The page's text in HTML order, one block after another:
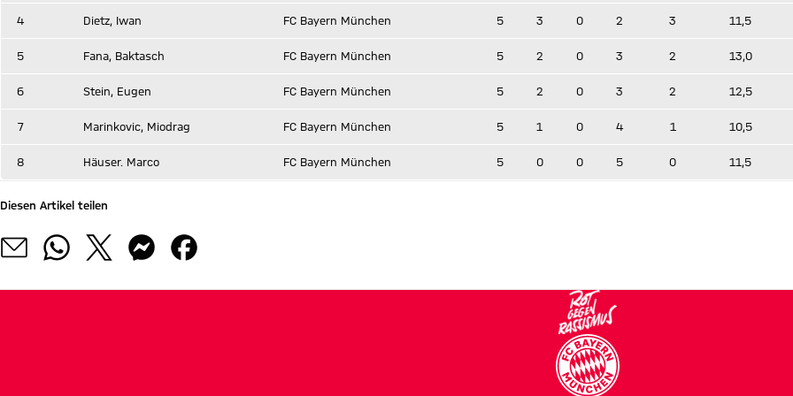
4 Dietz, Iwan FC Bayern München 5 3 0 2 3 11,5
5 Fana, Baktasch FC Bayern München 5 2 0 3 2 13,0
6 Stein, Eugen FC Bayern München 5 2 0 3 2 12,5
7 Marinkovic, Miodrag FC Bayern München 5 1 0 4 1 10,5
8 Häuser. Marco FC Bayern München 5 0 0 5 0 11,5
Diesen Artikel teilen